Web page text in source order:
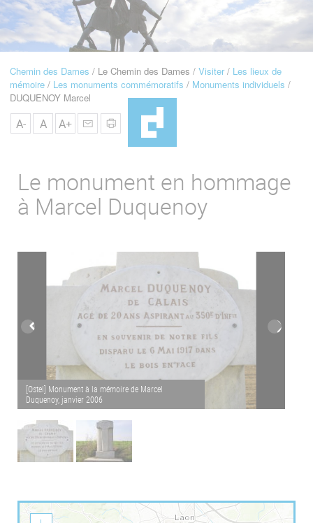
Navigation
Fil
d'Ariane
Chemin des Dames Le Chemin des Dames Visiter
Les lieux de
mémoire
Les monuments commémoratifs
Monuments individuels
DUQUENOY Marcel
A- A A+
Le monument en hommage
à Marcel Duquenoy
[Ostel] Monument à la mémoire de Marcel
Duquenoy, janvier 2006